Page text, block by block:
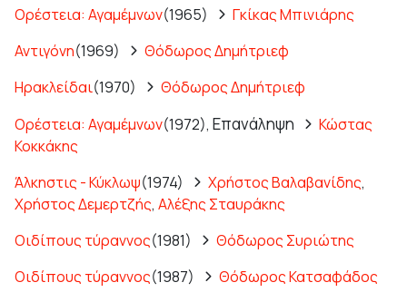
Ορέστεια: Αγαμέμνων(1965)
Γκίκας Μπινιάρης
Αντιγόνη(1969)
Θόδωρος Δημήτριεφ
Ηρακλείδαι(1970)
Θόδωρος Δημήτριεφ
Ορέστεια: Αγαμέμνων(1972), Επανάληψη
Κώστας
Κοκκάκης
Άλκηστις - Κύκλωψ(1974) Χρήστος Βαλαβανίδης,
Χρήστος Δεμερτζής, Αλέξης Σταυράκης
Οιδίπους τύραννος(1981)
Θόδωρος Συριώτης
Οιδίπους τύραννος(1987) Θόδωρος Κατσαφάδος